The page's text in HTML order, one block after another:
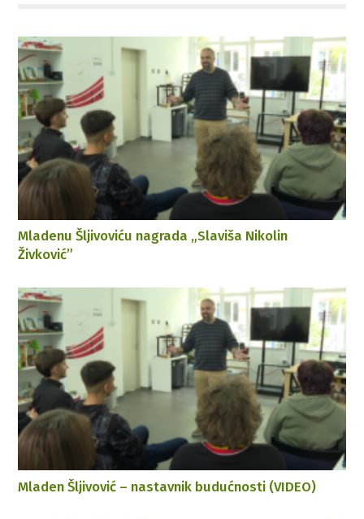
Mladenu Šljivoviću nagrada „Slaviša Nikolin
Živković”
Mladen Šljivović – nastavnik budućnosti (VIDEO)